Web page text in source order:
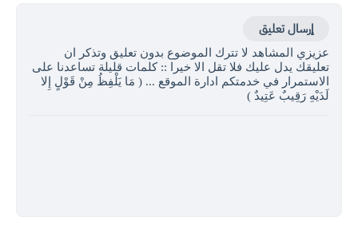
إرسال تعليق
عزيزي المشاهد لا تترك الموضوع بدون تعليق وتذكر ان
تعليقك يدل عليك فلا تقل الا خيرا :: كلمات قليلة تساعدنا على
الاستمرار في خدمتكم ادارة الموقع ... ( مَا يَلْفِظُ مِنْ قَوْلٍ إِلا
لَدَيْهِ رَقِيبٌ عَتِيدٌ )